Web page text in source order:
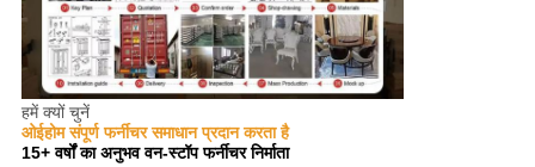
हमें क्यों चुनें
ओईहोम संपूर्ण फर्नीचर समाधान प्रदान करता है
15+ वर्षों का अनुभव वन-स्टॉप फर्नीचर निर्माता